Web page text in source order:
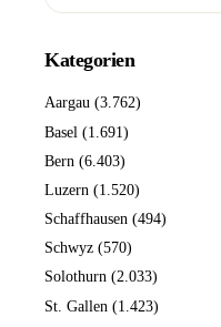
Kategorien
Aargau (3.762)
Basel (1.691)
Bern (6.403)
Luzern (1.520)
Schaffhausen (494)
Schwyz (570)
Solothurn (2.033)
St. Gallen (1.423)